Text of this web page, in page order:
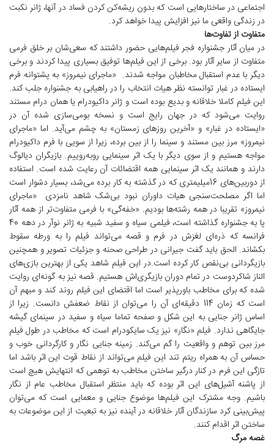
اجتماعی در ساختارهایی است که بدون ریشه‌کن کردن فساد در آنها، ژانر نکبت
در زندگی واقعی ما نیز افزایش پیدا خواهد کرد.
متفاوت از تفاوت‌ها
در میان آثار جشنواره فجر فیلم‌هایی حضور داشتند که سعی‌شان بر خلق فرمی
متفاوت از سایر آثار بود. برخی از این فیلم‌ها توفیق بسیاری پیدا کردند و برخی
دیگر با عدم استقبال مخاطبان مواجه شدند. «ماجرای نیمروز» به پشتوانه فرم
ایستاده در غبار توانسته نظر هیات انتخاب را در راهیابی به جشنواره جلب کند.
این فیلم کاملا خلاقانه و بدیع بوده است و ژانر داکیودرام یا همان درام مستند
روایت می‌شود که در جهان رایج است و نسخه بومی‌سازی شده آن در
«ایستاده در غبار» و «آخرین روزهای زمستان» به چشم می‌آید. اما «ماجرای
نیمروز» مرز بین مستند و سینما را از بین برده، زیرا از سویی با فرم داکیودرام
مواجه هستیم و از سوی دیگر با یک اثر سینمایی روبه‌روییم. بازیگران دیالوگ
دارند و همانند یک اثر سینمایی همه اقتضائات آن رعایت شده است. استفاده
از دوربین‌های 16میلیمتری که در گذشته به کار برده می‌شد، بسیار دشوار است
اما اگر مصلحت‌سنجی هیات داوران نبود بی‌شک شاهد نامزدی «ماجرای
نیمروز» تقریبا در همه رشته‌ها بودیم. «خفه‌گی» با فرمی متفاوت‌تر از همه آثار
پا به جشنواره گذاشته است، فیلمی سیاه و سفید شبیه به ژانر نوآر در دهه 40
فرانسه که ذره‌ای لغزش در فرم و قصه می‌تواند فیلم را به ورطه سقوط
بکشاند. الحق باید گفت جیرانی در طراحی صحنه و جزئیات تصویر و همچنین
بازیگردانی بی‌نقص کار کرده است.در این فیلم شاهد یکی از بهترین بازی‌های
الناز شاکردوست در تمام دوران بازیگری‌اش هستیم. قصه نیز به گونه‌ای روایت
شده که برای مخاطب باورپذیر است اما اقتضای این فیلم روند کند و مبهم آن
است که زمان 114 دقیقه‌ای آن را می‌توان از نقاط ضعفش دانست. زیرا از
اساس ژانر جنایی به این شکل و صفحه تماما سیاه و سفید در سینمای گیشه
جایگاهی ندارد. فیلم «نگار» نیز یک سایکودرام است که مخاطب در طول فیلم
مرز بین توهم و واقعیت را گم می‌کند. زمینه جنایی نگار و کارگردانی خوب و
حساس آن به همراه ریتم تند این فیلم می‌تواند از نقاط قوت این اثر باشد اما
تازگی این فرم در کنار درگیر ساختن مخاطب به توهمی که انتهایش هیچ است
از پاشنه آشیل‌های این اثر بوده که باید منتظر استقبال مخاطب عام از نگار
باشیم. وجه مشترک این فیلم‌ها موضوع جنایی و معمایی است که می‌توان
پیش‌بینی کرد سازندگان آثار خلاقانه در آینده نیز به تبعیت از این موضوعات به
ساختن اثر اقدام کنند.
غصه مرگ